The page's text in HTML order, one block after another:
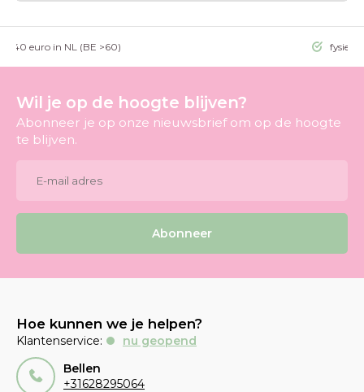
>40 euro in NL (BE >60) fysieke
Wil je op de hoogte blijven?
Abonneer je op onze nieuwsbrief om op de hoogte
te blijven.
Abonneer
Hoe kunnen we je helpen?
Klantenservice:
nu geopend
Bellen
+31628295064